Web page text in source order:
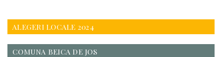
ALEGERI LOCALE 2024
COMUNA BEICA DE JOS